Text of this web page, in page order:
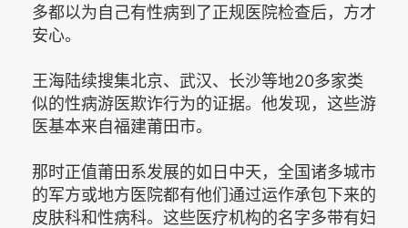
多都以为自己有性病到了正规医院检查后，方才
安心。
王海陆续搜集北京、武汉、长沙等地20多家类
似的性病游医欺诈行为的证据。他发现，这些游
医基本来自福建莆田市。
那时正值莆田系发展的如日中天，全国诸多城市
的军方或地方医院都有他们通过运作承包下来的
皮肤科和性病科。这些医疗机构的名字多带有妇